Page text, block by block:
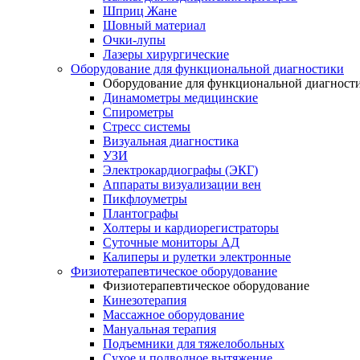
Шприц Жане
Шовный материал
Очки-лупы
Лазеры хирургические
Оборудование для функциональной диагностики
Оборудование для функциональной
Динамометры медицинские
Спирометры
Стресс системы
Визуальная диагностика
УЗИ
Электрокардиографы (ЭКГ)
Аппараты визуализации вен
Пикфлоуметры
Плантографы
Холтеры и кардиорегистраторы
Суточные мониторы АД
Калиперы и рулетки электронные
Физиотерапевтическое оборудование
Физиотерапевтическое оборудование
Кинезотерапия
Массажное оборудование
Мануальная терапия
Подъемники для тяжелобольных